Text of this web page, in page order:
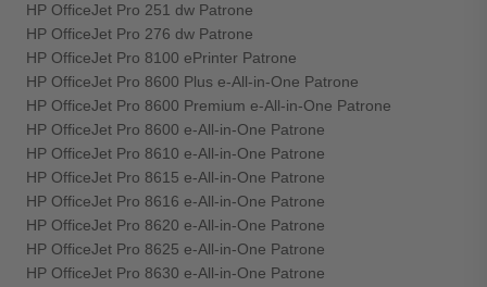
HP OfficeJet Pro 251 dw Patrone
HP OfficeJet Pro 276 dw Patrone
HP OfficeJet Pro 8100 ePrinter Patrone
HP OfficeJet Pro 8600 Plus e-All-in-One Patrone
HP OfficeJet Pro 8600 Premium e-All-in-One Patrone
HP OfficeJet Pro 8600 e-All-in-One Patrone
HP OfficeJet Pro 8610 e-All-in-One Patrone
HP OfficeJet Pro 8615 e-All-in-One Patrone
HP OfficeJet Pro 8616 e-All-in-One Patrone
HP OfficeJet Pro 8620 e-All-in-One Patrone
HP OfficeJet Pro 8625 e-All-in-One Patrone
HP OfficeJet Pro 8630 e-All-in-One Patrone